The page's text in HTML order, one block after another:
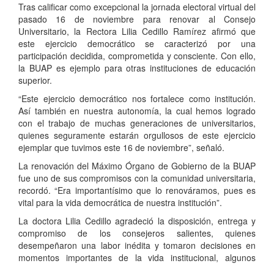
Tras calificar como excepcional la jornada electoral virtual del
pasado 16 de noviembre para renovar al Consejo
Universitario, la Rectora Lilia Cedillo Ramírez afirmó que
este ejercicio democrático se caracterizó por una
participación decidida, comprometida y consciente. Con ello,
la BUAP es ejemplo para otras instituciones de educación
superior.
“Este ejercicio democrático nos fortalece como institución.
Así también en nuestra autonomía, la cual hemos logrado
con el trabajo de muchas generaciones de universitarios,
quienes seguramente estarán orgullosos de este ejercicio
ejemplar que tuvimos este 16 de noviembre”, señaló.
La renovación del Máximo Órgano de Gobierno de la BUAP
fue uno de sus compromisos con la comunidad universitaria,
recordó. “Era importantísimo que lo renováramos, pues es
vital para la vida democrática de nuestra institución”.
La doctora Lilia Cedillo agradeció la disposición, entrega y
compromiso de los consejeros salientes, quienes
desempeñaron una labor inédita y tomaron decisiones en
momentos importantes de la vida institucional, algunos